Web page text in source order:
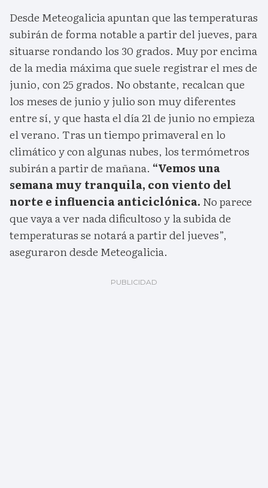
Desde Meteogalicia apuntan que las temperaturas
subirán de forma notable a partir del jueves, para
situarse rondando los 30 grados. Muy por encima
de la media máxima que suele registrar el mes de
junio, con 25 grados. No obstante, recalcan que
los meses de junio y julio son muy diferentes
entre sí, y que hasta el día 21 de junio no empieza
el verano. Tras un tiempo primaveral en lo
climático y con algunas nubes, los termómetros
subirán a partir de mañana. “Vemos una
semana muy tranquila, con viento del
norte e influencia anticiclónica. No parece
que vaya a ver nada dificultoso y la subida de
temperaturas se notará a partir del jueves”,
aseguraron desde Meteogalicia.